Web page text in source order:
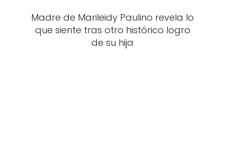
Madre de Marileidy Paulino revela lo
que siente tras otro histórico logro
de su hija